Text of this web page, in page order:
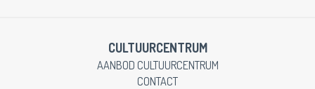
CULTUURCENTRUM
AANBOD CULTUURCENTRUM
CONTACT